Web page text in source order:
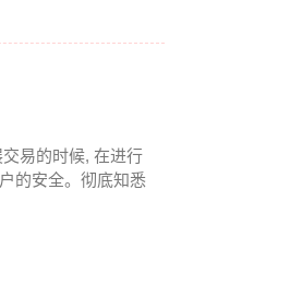
易的时候, 在进行
的安全。彻底知悉